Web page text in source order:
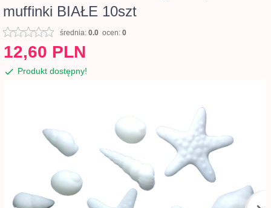
muffinki BIAŁE 10szt
średnia: 0.0 ocen: 0
12,60 PLN
Produkt dostępny!